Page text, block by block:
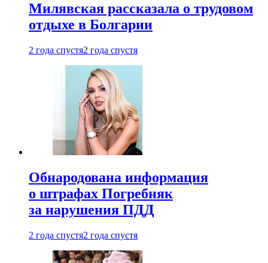
Милявская рассказала о трудовом
отдыхе в Болгарии
2 года спустя2 года спустя
Обнародована информация
о штрафах Погребняк
за нарушения ПДД
2 года спустя2 года спустя